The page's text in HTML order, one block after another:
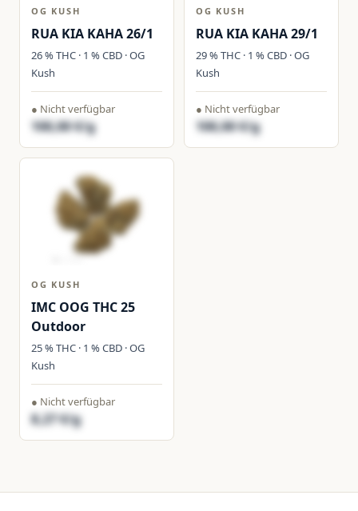
OG KUSH
RUA KIA KAHA 26/1
26 % THC · 1 % CBD · OG
Kush
● Nicht verfügbar
100,00 €/g
OG KUSH
RUA KIA KAHA 29/1
29 % THC · 1 % CBD · OG
Kush
● Nicht verfügbar
100,00 €/g
OG KUSH
IMC OOG THC 25
Outdoor
25 % THC · 1 % CBD · OG
Kush
● Nicht verfügbar
8,27 €/g